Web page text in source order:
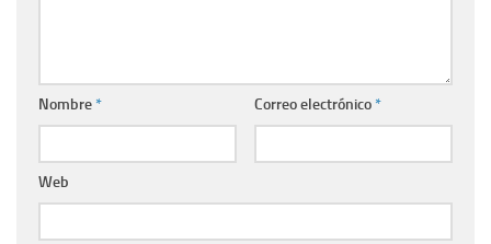
Nombre* Correo electrónico*
Web